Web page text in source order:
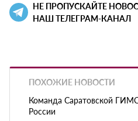
НЕ ПРОПУСКАЙТЕ
НАШ ТЕЛЕГРАМ-КАНАЛ
ПОХОЖИЕ НОВОСТИ
Команда Саратовской
России